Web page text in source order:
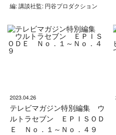
編: 講談社監: 円谷プロダクション
2023.04.26
テレビマガジン特別編集 ウ
ルトラセブン ＥＰＩＳＯＤ
Ｅ Ｎｏ．１～Ｎｏ．４９